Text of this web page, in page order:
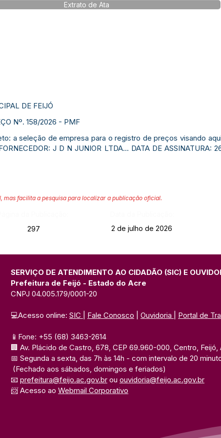
Extrato de Ata
DE FEIJÓ
Nº. 158/2026 - PMF
a seleção de empresa para o registro de preços visando
J D N JUNIOR LTDA... DATA DE ASSINATURA:
mas facilita a pesquisa para localizar a publicação oficial.
297 2 de julho de 2026
SERVIÇO DE ATENDIMENTO AO CIDADÃO (SIC) E
Prefeitura de Feijó - Estado do Acre
CNPJ 04.005.179/0001-20
💻Acesso online: SIC Fale Conosco Ouvidoria Portal de
📱Fone: +55 (68) 3463-2614
🏢 Av. Plácido de Castro, 678, CEP 69.960-000, Centro, Feijó,
📅 Segunda a sexta, das 7h às 14h - com intervalo de 20
(Fechado aos sábados, domingos e feriados)
📧 prefeitura@feijo.ac.gov.br ou ouvidoria@feijo.ac.gov.br
📨 Acesso ao Webmail Corporativo